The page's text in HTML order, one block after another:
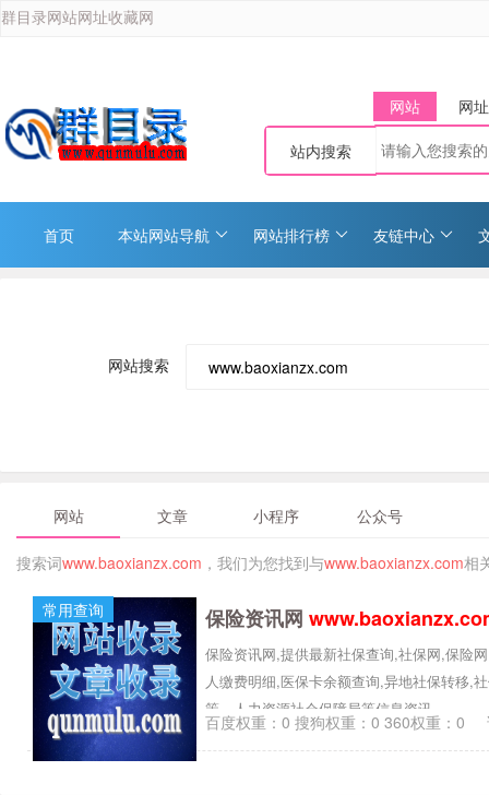
群目录网站网址收藏网
网站 网址
站内搜索
首页 本站网站导航 网站排行榜 友链中心
网站搜索
网站 文章 小程序 公众号
搜索词www.baoxianzx.com ，我们为您找到与www.baoxianzx.com相
常用查询 保险资讯网
保险资讯网,提供最新社保查询,社保网,保险
人缴费明细,医保卡余额查询,异地社保转移,
策，人力资源社会保障局等信息资讯。
百度权重：0 搜狗权重：0 360权重：0